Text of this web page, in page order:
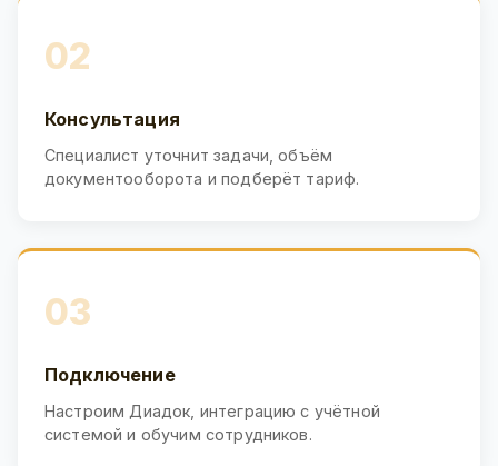
02
Консультация
Специалист уточнит задачи, объём
документооборота и подберёт тариф.
03
Подключение
Настроим Диадок, интеграцию с учётной
системой и обучим сотрудников.